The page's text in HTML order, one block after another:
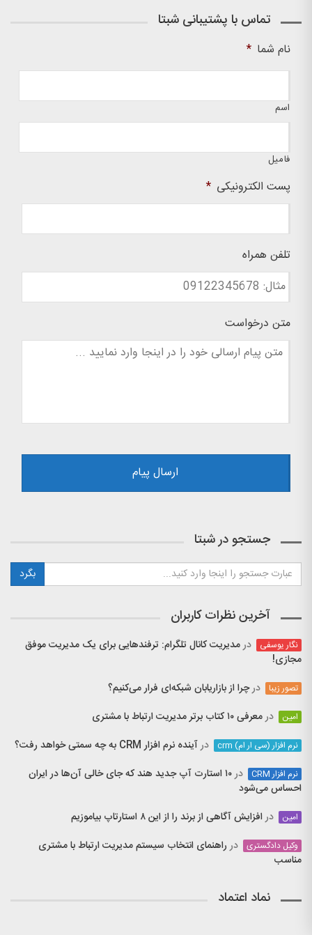
تماس با پشتیبانی شبتا
نام شما *
اسم
فامیل
پست الکترونیکی *
تلفن همراه
متن درخواست
جستجو در شبتا
آخرین نظرات کاربران
نگار یوسفی درمدیریت کانال تلگرام: ترفندهایی برای یک مدیریت موفق
مجازی!
تصور زیبا درچرا از بازاریابان شبکه‌ای فرار می‌کنیم؟
امین درمعرفی ۱۰ کتاب برتر مدیریت ارتباط با مشتری
نرم افزار (سی ار ام) crm درآینده نرم افزار CRM به چه سمتی خواهد رفت؟
نرم افزار CRM در
۱۰ استارت آپ جدید هند که جای خالی آن‌ها در ایران
احساس می‌شود
امین درافزایش آگاهی از برند را از این ۸ استارتاپ بیاموزیم
وکیل دادگستری درراهنمای انتخاب سیستم مدیریت ارتباط با مشتری
مناسب
نماد اعتماد